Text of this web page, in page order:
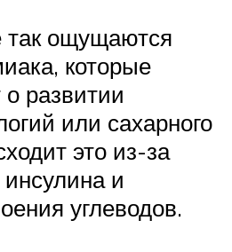
ощущаются
которые
развитии
или сахарного
это из-за
инсулина и
углеводов.